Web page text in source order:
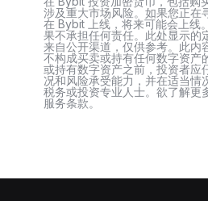
涉及重大市场风险。如果您正在
在 Bybit 上线，将来可能会上线
果不承担任何责任。此处显示的
来自公开渠道，仅供参考。此内
不构成买卖或持有任何数字资产
或持有数字资产之前，投资者应
况和风险承受能力，并在适当情
税务或投资专业人士。欲了解更
服务条款。